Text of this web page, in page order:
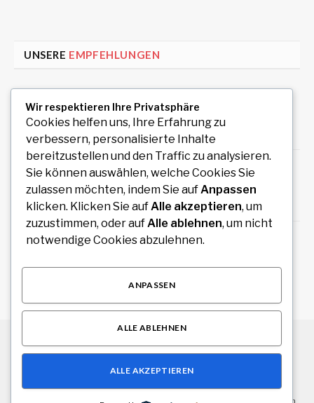
UNSERE EMPFEHLUNGEN
Mobile Wellness
August 7, 2026
Auto Anmeldung einfach online durchführen
und sofort legal losfahren
August 7, 2026
How an Image Compressor Helps Students,
© 2026 Alle Rechte vorbehalten.Stuttgart Drive
Wir respektieren Ihre Privatsphäre
Cookies helfen uns, Ihre Erfahrung zu
verbessern, personalisierte Inhalte
bereitzustellen und den Traffic zu analysieren.
Sie können auswählen, welche Cookies Sie
zulassen möchten, indem Sie aufAnpassen
klicken. Klicken Sie aufAlle akzeptieren, um
zuzustimmen, oder aufAlle ablehnen, um nicht
notwendige Cookies abzulehnen.
ANPASSEN
ALLE ABLEHNEN
ALLE AKZEPTIEREN